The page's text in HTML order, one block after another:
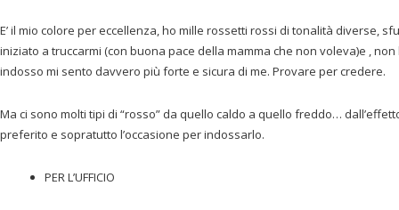
E’ il mio colore per eccellenza, ho mille rossetti rossi di tonalità diverse,
iniziato a truccarmi (con buona pace della mamma che non voleva)e ,
indosso mi sento davvero più forte e sicura di me. Provare per credere.
Ma ci sono molti tipi di “rosso” da quello caldo a quello freddo…
preferito e sopratutto l’occasione per indossarlo.
PER L’UFFICIO